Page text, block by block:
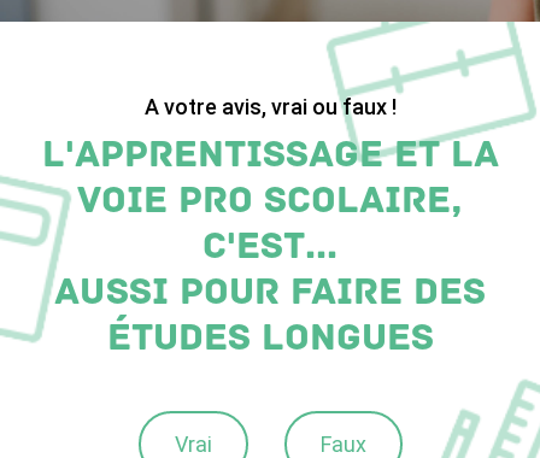
A votre avis, vrai ou faux !
L'apprentissage et la
voie pro scolaire,
c'est...
aussi pour faire des
études longues
Vrai Faux